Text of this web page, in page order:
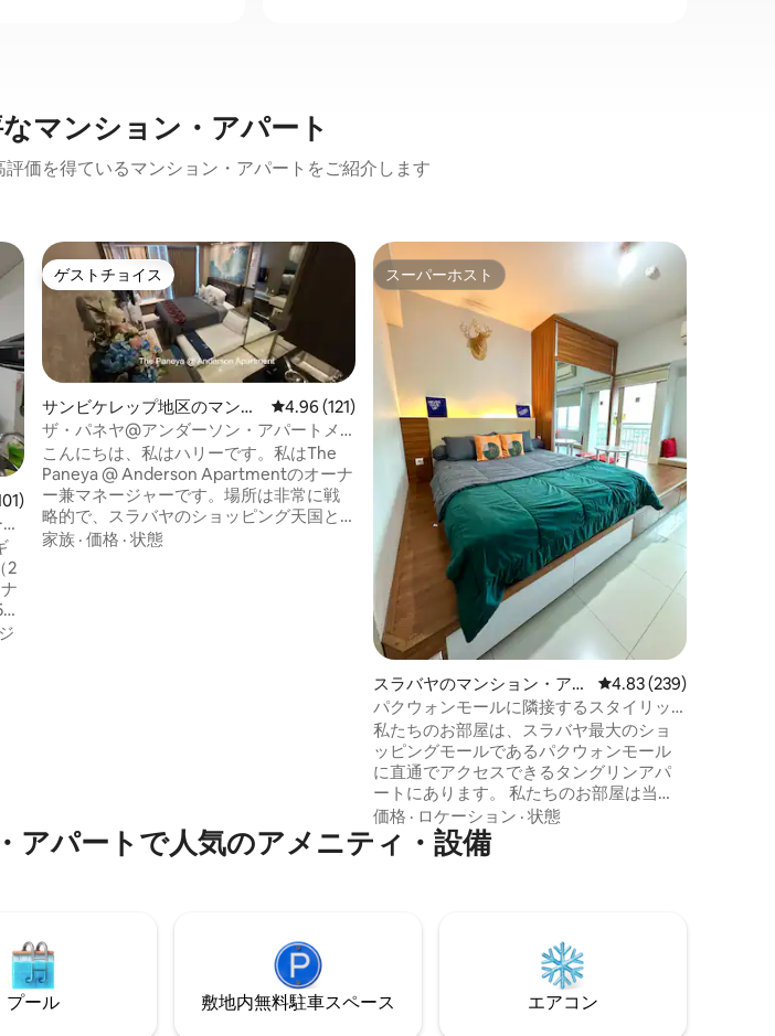
マンション・アパート
価を得ているマンション・アパートをご紹介します
101件、5つ星中4.78つ星の平均評価
2
ゲストチョイス
ゲストチョイス
サンビケレップ地区のマンシ
ョン・アパート
レビュー121件、5つ星中4.96つ星の平均評価
4.96 (121)
ザ・パネヤ@アンダーソン・アパートメ
ント
こんにちは、私はハリーです。私はThe
Paneya @ Anderson Apartmentのオーナ
ー兼マネージャーです。場所は非常に戦
略的で、スラバヤのショッピング天国と
西スラバヤのビジネスセンターに位置し
家族 · 価格 · 状態
スーパーホスト
スーパーホスト
スラバヤのマンション・アパ
ート
レビュー239件、5つ
4.83 (239)
パクウォンモールに隣接するスタイリッ
シュで快適なお部屋
私たちのお部屋は、スラバヤ最大のショ
ッピングモールであるパクウォンモール
に直通でアクセスできるタングリンアパ
ートにあります。 私たちのお部屋は当
初、プライベート用に設計されているの
で、とても居心地が良くスタイリッシュ
です。ポディウムフロアにあるため、他
トの時間は、前後に他のゲストが来たり
滞在したりしない限り、柔軟に対応でき
ます。 安心して滞在をお楽しみくださ
価格 · ロケーション · 状態
アパートで人気のアメニティ・設備
プール 敷地内無料駐⁠車ス⁠ペ⁠ー⁠ス エアコン